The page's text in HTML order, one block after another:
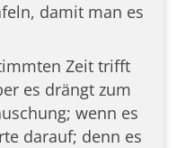
damit man es
Zeit trifft
es drängt zum
wenn es
darauf; denn es